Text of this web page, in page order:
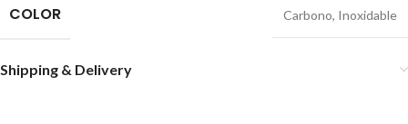
COLOR Carbono, Inoxidable
Shipping & Delivery